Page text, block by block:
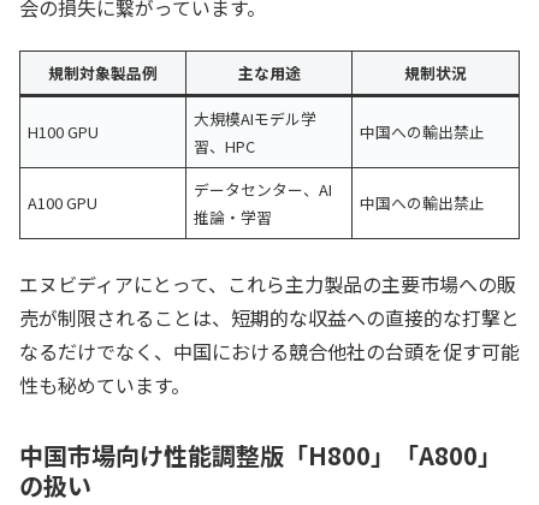
会の損失に繋がっています。
規制対象製品例 主な用途 規制状況
H100 GPU
大規模AIモデル学
習、HPC
中国への輸出禁止
A100 GPU
データセンター、AI
推論・学習
中国への輸出禁止
エヌビディアにとって、これら主力製品の主要市場への販
売が制限されることは、短期的な収益への直接的な打撃と
なるだけでなく、中国における競合他社の台頭を促す可能
性も秘めています。
中国市場向け性能調整版「H800」「A800」
の扱い